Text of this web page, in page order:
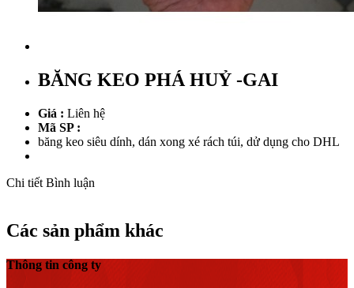
BĂNG KEO PHÁ HUỶ -GAI
Giá : Liên hệ
Mã SP :
băng keo siêu dính, dán xong xé rách túi, dử dụng cho DHL
Chi tiết Bình luận
Các sản phẩm khác
Thông tin công ty